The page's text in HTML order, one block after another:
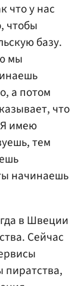
что у нас
чтобы
базу.
мы
а потом
что
имею
тем
начинаешь
в Швеции
Сейчас